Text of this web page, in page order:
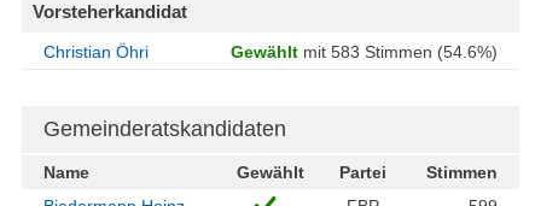
Vorsteherkandidat
Christian Öhri Gewählt mit 583 Stimmen (54.6%)
Gemeinderatskandidaten
Name Gewählt Partei
Stimmen